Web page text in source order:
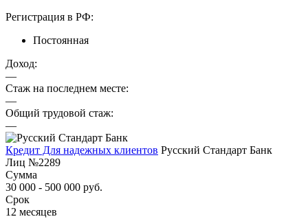
Регистрация в РФ:
Постоянная
Доход:
—
Стаж на последнем месте:
—
Общий трудовой стаж:
—
Кредит Для надежных клиентов Русский Стандарт Банк
Лиц №2289
Сумма
30 000 - 500 000 руб.
Срок
12 месяцев